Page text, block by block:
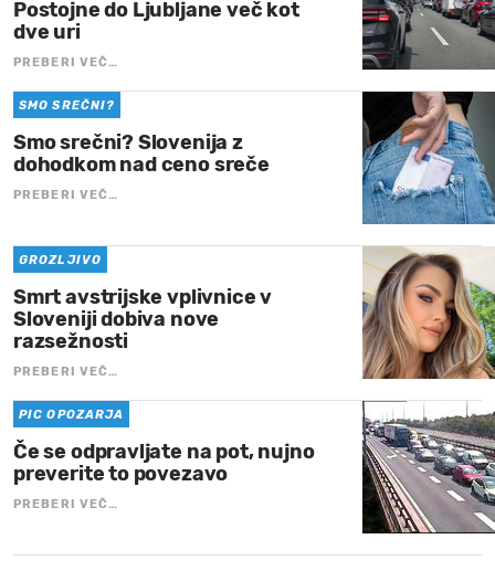
Postojne do Ljubljane več kot
dve uri
PREBERI VEČ…
SMO SREČNI?
Smo srečni? Slovenija z
dohodkom nad ceno sreče
PREBERI VEČ…
GROZLJIVO
Smrt avstrijske vplivnice v
Sloveniji dobiva nove
razsežnosti
PREBERI VEČ…
PIC OPOZARJA
Če se odpravljate na pot, nujno
preverite to povezavo
PREBERI VEČ…